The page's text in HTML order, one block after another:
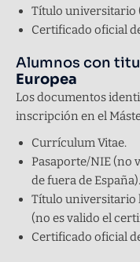
Título universitario
Certificado oficial
Alumnos con
Europea
Los documentos
inscripción en el
Currículum Vitae.
Pasaporte/NIE (no
de fuera de España).
Título universitario
(no es valido el
Certificado oficial